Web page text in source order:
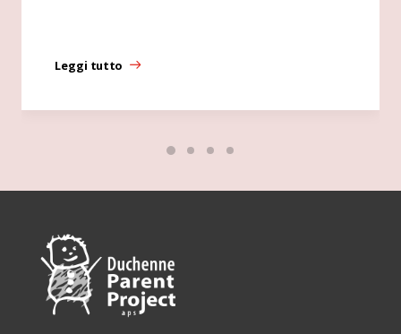
Leggi tutto